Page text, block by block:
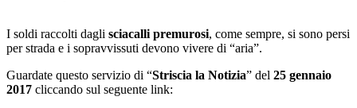
I soldi raccolti dagli sciacalli premurosi, come sempre, si sono persi
per strada e i sopravvissuti devono vivere di “aria”.
Guardate questo servizio di “Striscia la Notizia” del 25 gennaio
2017 cliccando sul seguente link: